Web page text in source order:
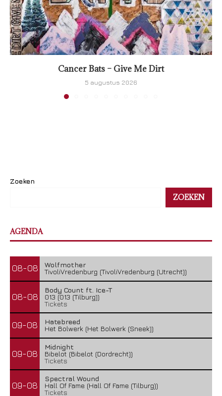
Cancer Bats – Give Me Dirt
5 augustus 2026
Zoeken
ZOEKEN
AGENDA
08-08
Wolfmother
TivoliVredenburg (TivoliVredenburg (Utrecht))
08-08
Body Count ft. Ice-T
013 (013 (Tilburg))
Tickets
09-08
Hatebreed
Het Bolwerk (Het Bolwerk (Sneek))
09-08
Midnight
Bibelot (Bibelot (Dordrecht))
Tickets
09-08
Spectral Wound
Hall Of Fame (Hall Of Fame (Tilburg))
Tickets